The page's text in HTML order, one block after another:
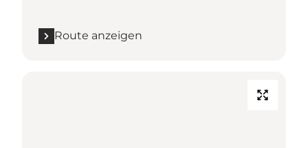
Route anzeigen